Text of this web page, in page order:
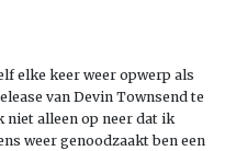
elke keer weer opwerp als
van Devin Townsend te
niet alleen op neer dat ik
weer genoodzaakt ben een